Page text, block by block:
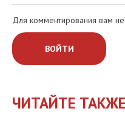
Для комментирования вам
ВОЙТИ
ЧИТАЙТЕ